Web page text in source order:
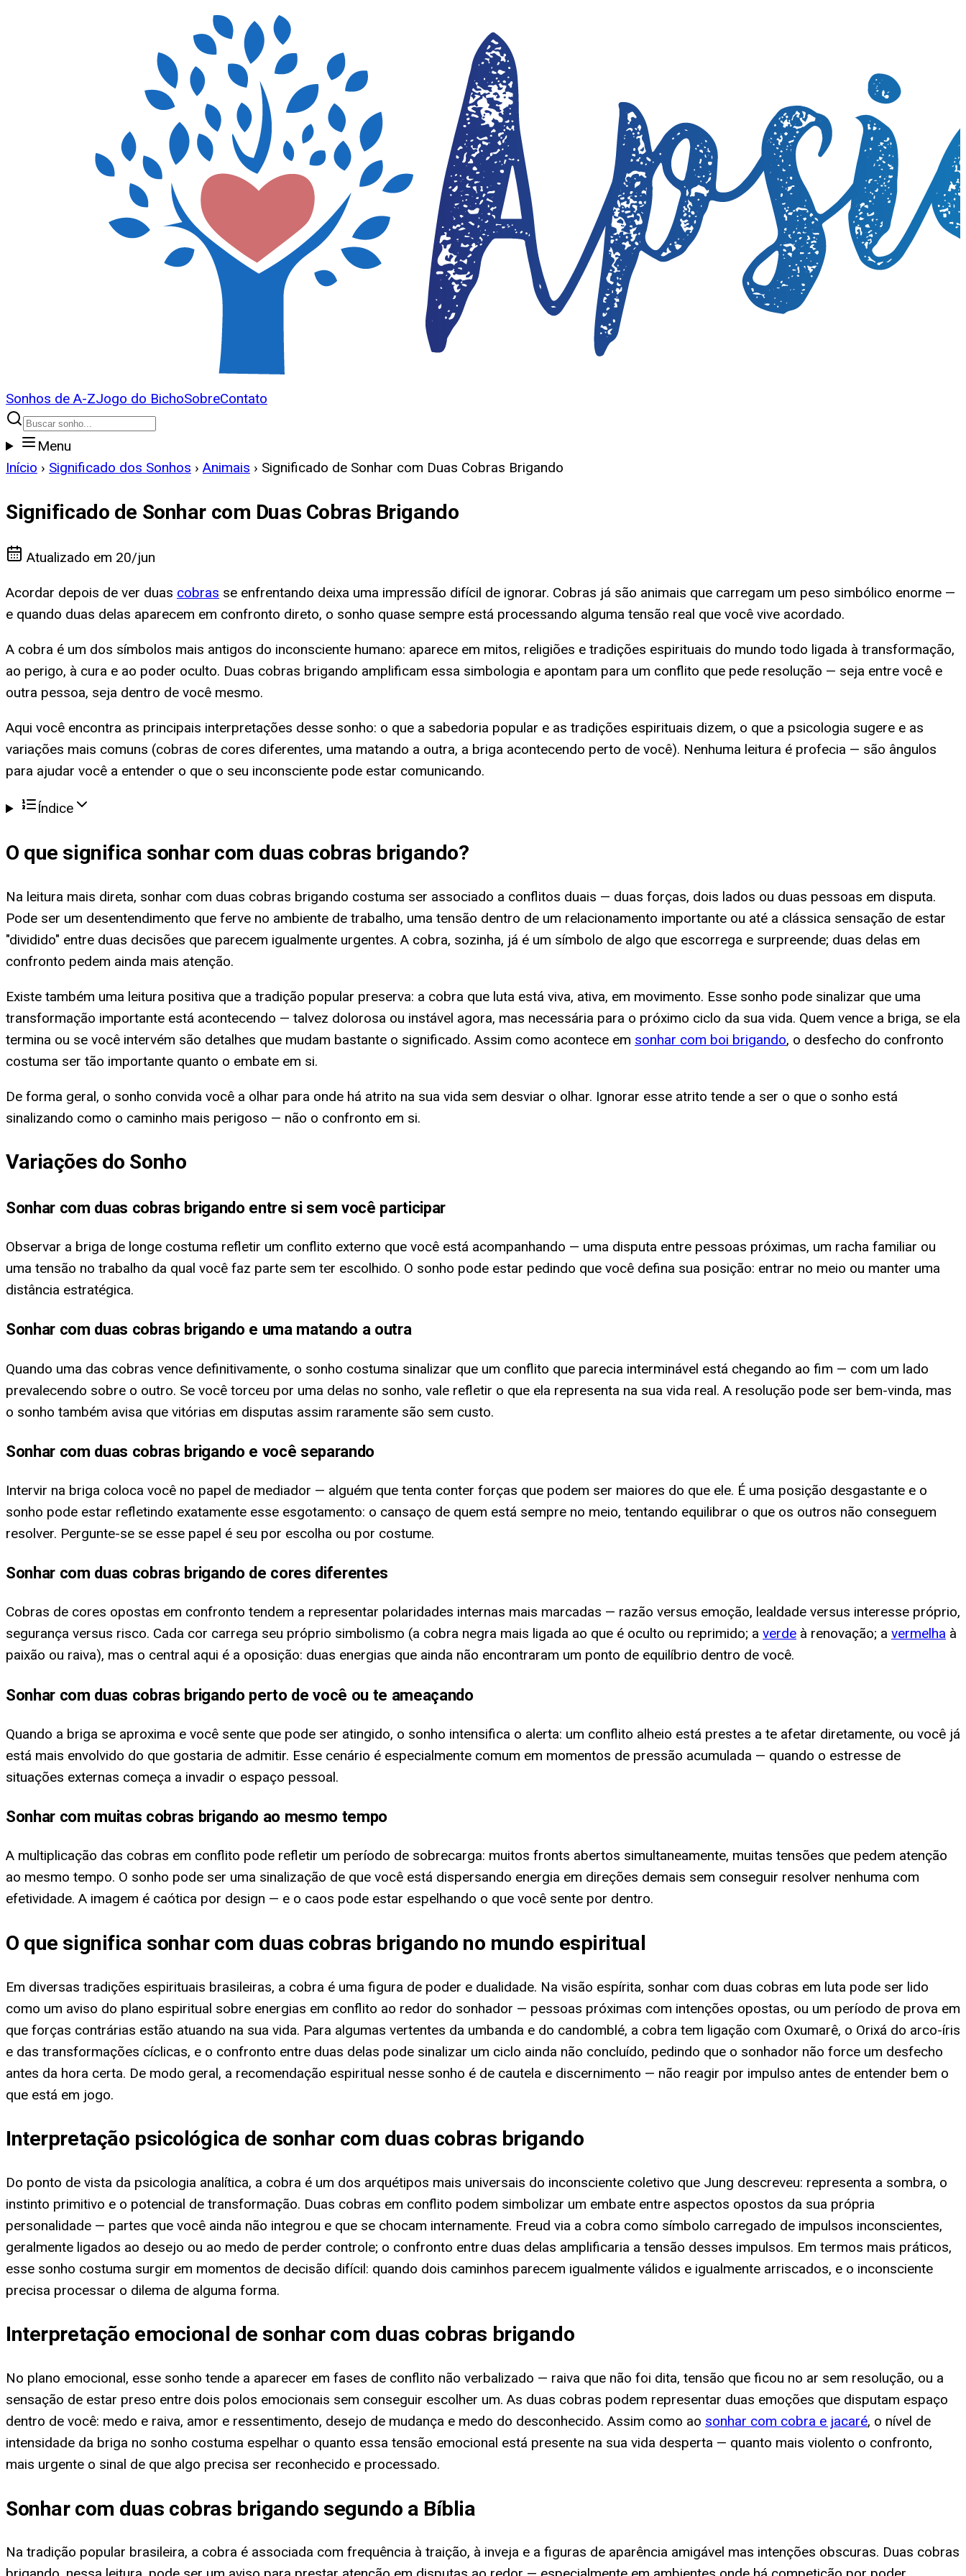
Sonhos de A-ZJogo do BichoSobreContato
Menu
Início › Significado dos Sonhos › Animais › Significado de Sonhar com Duas Cobras Brigando
Significado de Sonhar com Duas Cobras Brigando
Atualizado em 20/jun
Acordar depois de ver duas cobras se enfrentando deixa uma impressão difícil de ignorar. Cobras já são animais que carregam um peso simbólico enorme —
e quando duas delas aparecem em confronto direto, o sonho quase sempre está processando alguma tensão real que você vive acordado.
A cobra é um dos símbolos mais antigos do inconsciente humano: aparece em mitos, religiões e tradições espirituais do mundo todo ligada à transformação,
ao perigo, à cura e ao poder oculto. Duas cobras brigando amplificam essa simbologia e apontam para um conflito que pede resolução — seja entre você e
outra pessoa, seja dentro de você mesmo.
Aqui você encontra as principais interpretações desse sonho: o que a sabedoria popular e as tradições espirituais dizem, o que a psicologia sugere e as
variações mais comuns (cobras de cores diferentes, uma matando a outra, a briga acontecendo perto de você). Nenhuma leitura é profecia — são ângulos
para ajudar você a entender o que o seu inconsciente pode estar comunicando.
Índice
O que significa sonhar com duas cobras brigando?
Na leitura mais direta, sonhar com duas cobras brigando costuma ser associado a conflitos duais — duas forças, dois lados ou duas pessoas em disputa.
Pode ser um desentendimento que ferve no ambiente de trabalho, uma tensão dentro de um relacionamento importante ou até a clássica sensação de estar
"dividido" entre duas decisões que parecem igualmente urgentes. A cobra, sozinha, já é um símbolo de algo que escorrega e surpreende; duas delas em
confronto pedem ainda mais atenção.
Existe também uma leitura positiva que a tradição popular preserva: a cobra que luta está viva, ativa, em movimento. Esse sonho pode sinalizar que uma
transformação importante está acontecendo — talvez dolorosa ou instável agora, mas necessária para o próximo ciclo da sua vida. Quem vence a briga, se ela
termina ou se você intervém são detalhes que mudam bastante o significado. Assim como acontece em sonhar com boi brigando, o desfecho do confronto
costuma ser tão importante quanto o embate em si.
De forma geral, o sonho convida você a olhar para onde há atrito na sua vida sem desviar o olhar. Ignorar esse atrito tende a ser o que o sonho está
sinalizando como o caminho mais perigoso — não o confronto em si.
Variações do Sonho
Sonhar com duas cobras brigando entre si sem você participar
Observar a briga de longe costuma refletir um conflito externo que você está acompanhando — uma disputa entre pessoas próximas, um racha familiar ou
uma tensão no trabalho da qual você faz parte sem ter escolhido. O sonho pode estar pedindo que você defina sua posição: entrar no meio ou manter uma
distância estratégica.
Sonhar com duas cobras brigando e uma matando a outra
Quando uma das cobras vence definitivamente, o sonho costuma sinalizar que um conflito que parecia interminável está chegando ao fim — com um lado
prevalecendo sobre o outro. Se você torceu por uma delas no sonho, vale refletir o que ela representa na sua vida real. A resolução pode ser bem-vinda, mas
o sonho também avisa que vitórias em disputas assim raramente são sem custo.
Sonhar com duas cobras brigando e você separando
Intervir na briga coloca você no papel de mediador — alguém que tenta conter forças que podem ser maiores do que ele. É uma posição desgastante e o
sonho pode estar refletindo exatamente esse esgotamento: o cansaço de quem está sempre no meio, tentando equilibrar o que os outros não conseguem
resolver. Pergunte-se se esse papel é seu por escolha ou por costume.
Sonhar com duas cobras brigando de cores diferentes
Cobras de cores opostas em confronto tendem a representar polaridades internas mais marcadas — razão versus emoção, lealdade versus interesse próprio,
segurança versus risco. Cada cor carrega seu próprio simbolismo (a cobra negra mais ligada ao que é oculto ou reprimido; a verde à renovação; a vermelha à
paixão ou raiva), mas o central aqui é a oposição: duas energias que ainda não encontraram um ponto de equilíbrio dentro de você.
Sonhar com duas cobras brigando perto de você ou te ameaçando
Quando a briga se aproxima e você sente que pode ser atingido, o sonho intensifica o alerta: um conflito alheio está prestes a te afetar diretamente, ou você já
está mais envolvido do que gostaria de admitir. Esse cenário é especialmente comum em momentos de pressão acumulada — quando o estresse de
situações externas começa a invadir o espaço pessoal.
Sonhar com muitas cobras brigando ao mesmo tempo
A multiplicação das cobras em conflito pode refletir um período de sobrecarga: muitos fronts abertos simultaneamente, muitas tensões que pedem atenção
ao mesmo tempo. O sonho pode ser uma sinalização de que você está dispersando energia em direções demais sem conseguir resolver nenhuma com
efetividade. A imagem é caótica por design — e o caos pode estar espelhando o que você sente por dentro.
O que significa sonhar com duas cobras brigando no mundo espiritual
Em diversas tradições espirituais brasileiras, a cobra é uma figura de poder e dualidade. Na visão espírita, sonhar com duas cobras em luta pode ser lido
como um aviso do plano espiritual sobre energias em conflito ao redor do sonhador — pessoas próximas com intenções opostas, ou um período de prova em
que forças contrárias estão atuando na sua vida. Para algumas vertentes da umbanda e do candomblé, a cobra tem ligação com Oxumarê, o Orixá do arco-íris
e das transformações cíclicas, e o confronto entre duas delas pode sinalizar um ciclo ainda não concluído, pedindo que o sonhador não force um desfecho
antes da hora certa. De modo geral, a recomendação espiritual nesse sonho é de cautela e discernimento — não reagir por impulso antes de entender bem o
que está em jogo.
Interpretação psicológica de sonhar com duas cobras brigando
Do ponto de vista da psicologia analítica, a cobra é um dos arquétipos mais universais do inconsciente coletivo que Jung descreveu: representa a sombra, o
instinto primitivo e o potencial de transformação. Duas cobras em conflito podem simbolizar um embate entre aspectos opostos da sua própria
personalidade — partes que você ainda não integrou e que se chocam internamente. Freud via a cobra como símbolo carregado de impulsos inconscientes,
geralmente ligados ao desejo ou ao medo de perder controle; o confronto entre duas delas amplificaria a tensão desses impulsos. Em termos mais práticos,
esse sonho costuma surgir em momentos de decisão difícil: quando dois caminhos parecem igualmente válidos e igualmente arriscados, e o inconsciente
precisa processar o dilema de alguma forma.
Interpretação emocional de sonhar com duas cobras brigando
No plano emocional, esse sonho tende a aparecer em fases de conflito não verbalizado — raiva que não foi dita, tensão que ficou no ar sem resolução, ou a
sensação de estar preso entre dois polos emocionais sem conseguir escolher um. As duas cobras podem representar duas emoções que disputam espaço
dentro de você: medo e raiva, amor e ressentimento, desejo de mudança e medo do desconhecido. Assim como ao sonhar com cobra e jacaré, o nível de
intensidade da briga no sonho costuma espelhar o quanto essa tensão emocional está presente na sua vida desperta — quanto mais violento o confronto,
mais urgente o sinal de que algo precisa ser reconhecido e processado.
Sonhar com duas cobras brigando segundo a Bíblia
Na tradição popular brasileira, a cobra é associada com frequência à traição, à inveja e a figuras de aparência amigável mas intenções obscuras. Duas cobras